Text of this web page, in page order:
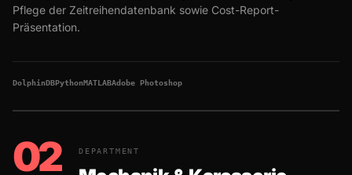
Pflege der Zeitreihendatenbank sowie Cost-Report-
Präsentation.
DolphinDBPythonMATLABAdobe Photoshop
02 DEPARTMENT